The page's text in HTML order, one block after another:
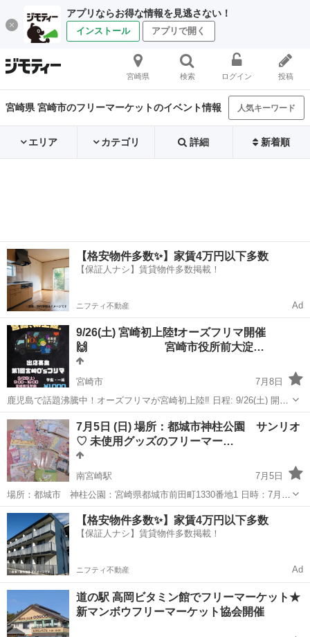
アプリならお得な情報を見逃さない！
インストール アプリで開く
宮崎県 検索 ログイン 投稿
宮崎県 宮崎市のフリーマーケットのイベント情報 人気キーワード
エリア カテゴリ 詳細 新着順
【格安物件多数✨】家賃4万円以下多数
【保証人ナシ】賃貸物件多数掲載！
ニフティ不動産 Ad
9/26(土) 宮崎初上陸❗️オーズフリマ開催
🙌 宮崎市役所前大淀…
宮崎市
7月8日
鹿児島で話題沸騰中！オーズフリマが宮崎初上陸‼️ 日程: 9/26(土) 開催
地: 宮崎市役所前河川敷広場 時間: 9時〜16時 車両、乗り入れ可能なフ
リマを開催致します！ 車両と車両の前にディスプレイをお願い致しま
す。 ...
宮崎 宮崎市 フリーマーケット 河川敷
7月5日 (日) 場所：都城市神柱公園 サンリオ
♡ 未使用グッズのフリーマー…
南宮崎駅
7月5日
場所：都城市 神柱公園：宮崎県都城市前田町1330番地1 日時：7月5
日( 日 ) ほぼサンリオグッズが安くで販売させて頂く予定です。 ( 1個
30円〜販売しています！) イベントや、子供のプチご褒美にぜひ使って
ください...
宮崎 宮崎市 南宮崎駅 フリーマーケット サンリオ
【格安物件多数✨】家賃4万円以下多数
【保証人ナシ】賃貸物件多数掲載！
ニフティ不動産 Ad
道の駅 高岡ビタミン館でフリーマーケット★
新マンボウフリーマーケット協会開催